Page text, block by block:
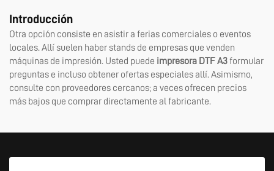
Introducción
Otra opción consiste en asistir a ferias comerciales o eventos
locales. Allí suelen haber stands de empresas que venden
máquinas de impresión. Usted puede impresora DTF A3 formular
preguntas e incluso obtener ofertas especiales allí. Asimismo,
consulte con proveedores cercanos; a veces ofrecen precios
más bajos que comprar directamente al fabricante.